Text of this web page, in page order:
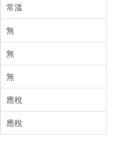
常溫
無
無
無
應稅
應稅